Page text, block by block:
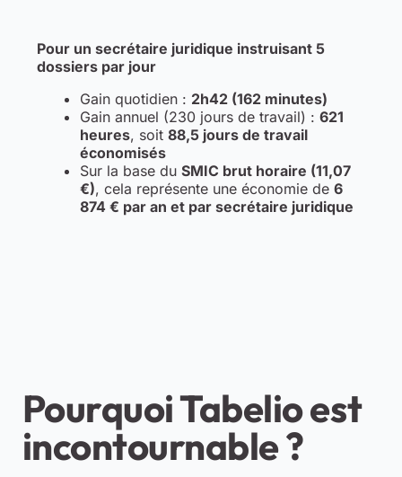
Pour un secrétaire juridique instruisant 5
dossiers par jour
Gain quotidien : 2h42 (162 minutes)
Gain annuel (230 jours de travail) : 621
heures, soit 88,5 jours de travail
économisés
Sur la base du SMIC brut horaire (11,07
€), cela représente une économie de 6
874 € par an et par secrétaire juridique
Pourquoi Tabelio est
incontournable ?